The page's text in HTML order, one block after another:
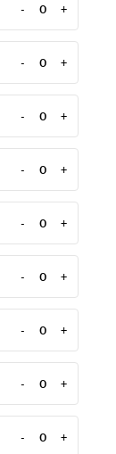
-
Antal
+
-
Antal
+
-
Antal
+
-
Antal
+
-
Antal
+
-
Antal
+
-
Antal
+
-
Antal
+
-
Antal
+